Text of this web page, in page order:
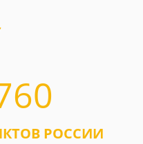
РОССИИ